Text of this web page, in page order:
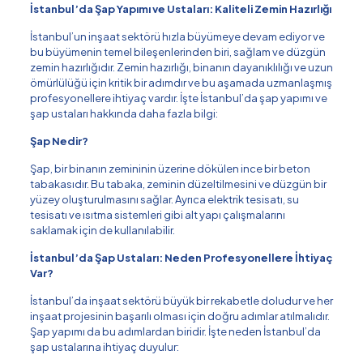
İstanbul’da Şap Yapımı ve Ustaları: Kaliteli Zemin Hazırlığı
İstanbul’un inşaat sektörü hızla büyümeye devam ediyor ve
bu büyümenin temel bileşenlerinden biri, sağlam ve düzgün
zemin hazırlığıdır. Zemin hazırlığı, binanın dayanıklılığı ve uzun
ömürlülüğü için kritik bir adımdır ve bu aşamada uzmanlaşmış
profesyonellere ihtiyaç vardır. İşte İstanbul’da şap yapımı ve
şap ustaları hakkında daha fazla bilgi:
Şap Nedir?
Şap, bir binanın zemininin üzerine dökülen ince bir beton
tabakasıdır. Bu tabaka, zeminin düzeltilmesini ve düzgün bir
yüzey oluşturulmasını sağlar. Ayrıca elektrik tesisatı, su
tesisatı ve ısıtma sistemleri gibi alt yapı çalışmalarını
saklamak için de kullanılabilir.
İstanbul’da Şap Ustaları: Neden Profesyonellere İhtiyaç
Var?
İstanbul’da inşaat sektörü büyük bir rekabetle doludur ve her
inşaat projesinin başarılı olması için doğru adımlar atılmalıdır.
Şap yapımı da bu adımlardan biridir. İşte neden İstanbul’da
şap ustalarına ihtiyaç duyulur: